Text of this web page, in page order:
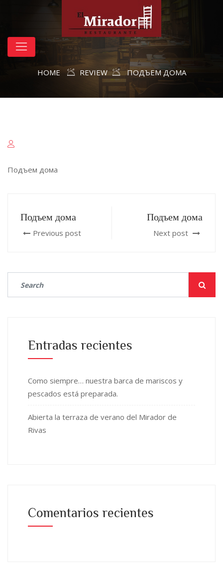
HOME REVIEW ПОДЪЕМ ДОМА
Подъем дома
Подъем дома
Previous post
Подъем дома
Next post
Entradas recientes
Como siempre… nuestra barca de mariscos y
pescados está preparada.
Abierta la terraza de verano del Mirador de
Rivas
Comentarios recientes